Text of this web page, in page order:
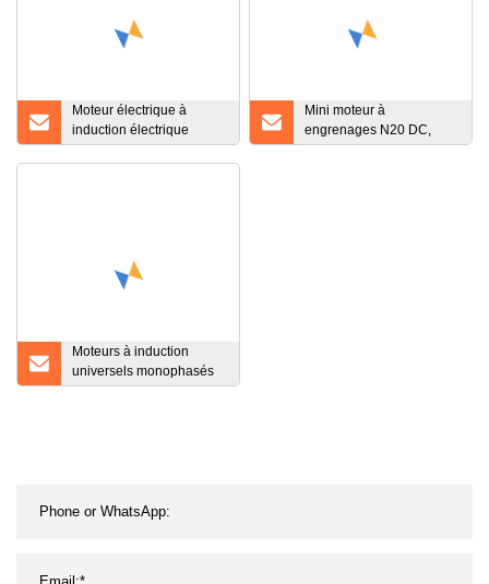
Moteur électrique à
induction électrique
synchrone asynchrone
antidéflagrant
Mini moteur à
engrenages N20 DC,
12mm, 3V, 4.5V, 5V, 6V,
Moteurs à induction
universels monophasés
de moteur de ventilateur